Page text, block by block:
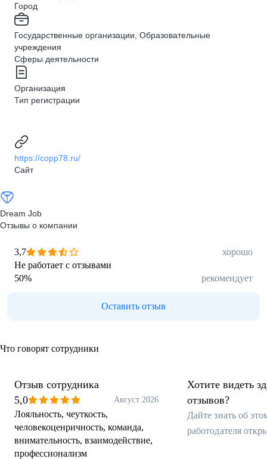
Город
Государственные организации, Образовательные
учреждения
Сферы деятельности
Организация
Тип регистрации
https://copp78.ru/
Сайт
Dream Job
Отзывы о компании
3,7
хорошо
Не работает с отзывами
50% рекомендует
Оставить отзыв
Что говорят сотрудники
Отзыв сотрудника
5,0
Август 2026
Лояльность, чеуткость,
человекоценричность, команда,
внимательность, взаимодействие,
профессионализм
Хотите видеть
отзывов?
Дайте знать об
работодателя